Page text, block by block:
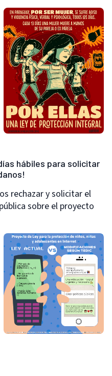
hábiles para solicitar
rechazar y solicitar el
sobre el proyecto